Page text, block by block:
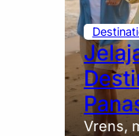
Vrens,